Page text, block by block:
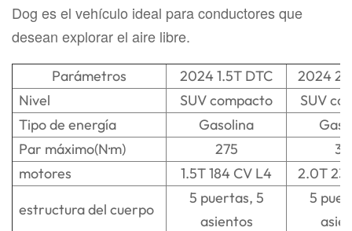
Dog es el vehículo ideal para conductores que
desean explorar el aire libre.
Parámetros 2024 1.5T DTC
2024
Nivel
SUV compacto
SUV
Tipo de energía
Gasolina
Par máximo(N·m)
275
motores
1.5T 184 CV L4
2.0T
estructura del cuerpo
5 puertas, 5
asientos
5